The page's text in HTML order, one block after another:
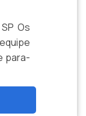
Os
para-